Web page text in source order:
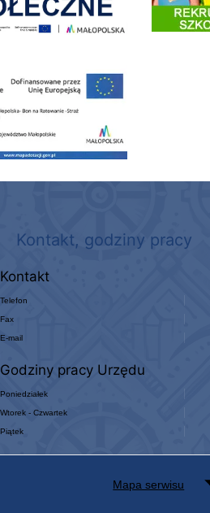
nowego, średniego samochodu ratowniczo-
Kontakt, godziny pracy
Kontakt
Telefon
Fax
E-mail
Godziny pracy Urzędu
Poniedziałek
Wtorek - Czwartek
Piątek
Mapa serwisu